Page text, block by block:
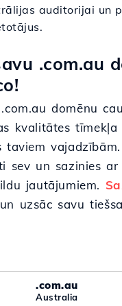
auditorijai un
.com.au
domēnu
kvalitātes tīmekļa
taviem
sev un sazinies ar
jautājumiem.
uzsāc savu
.com.au
Australia